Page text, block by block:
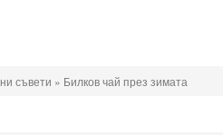
съвети » Билков чай през зимата